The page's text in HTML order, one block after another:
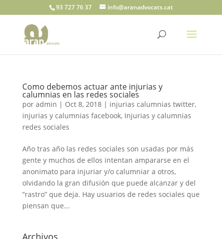
93 727 76 37 info@aranadvocats.cat
Como debemos actuar ante injurias y
calumnias en las redes sociales
por admin | Oct 8, 2018| injurias calumnias twitter,
injurias y calumnias facebook, Injurias y calumnias
redes sociales
Año tras año las redes sociales son usadas por más
gente y muchos de ellos intentan ampararse en el
anonimato para injuriar y/o calumniar a otros,
olvidando la gran difusión que puede alcanzar y del
“rastro” que deja. Hay usuarios de redes sociales que
piensan que...
Archivos